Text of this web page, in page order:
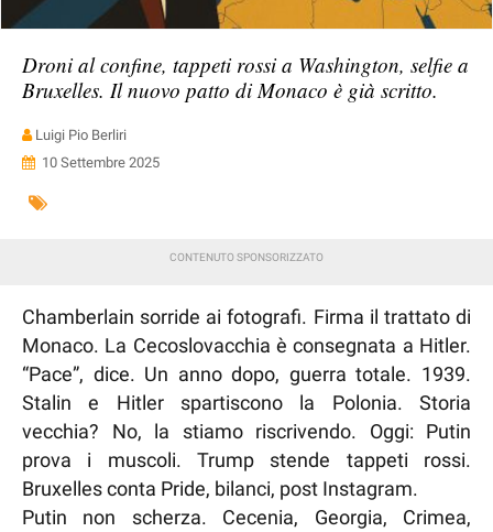
Droni al confine, tappeti rossi a Washington, selfie a
Bruxelles. Il nuovo patto di Monaco è già scritto.
Luigi Pio Berliri
10 Settembre 2025
Chamberlain sorride ai fotografi. Firma il trattato di
Monaco. La Cecoslovacchia è consegnata a Hitler.
“Pace”, dice. Un anno dopo, guerra totale. 1939.
Stalin e Hitler spartiscono la Polonia. Storia
vecchia? No, la stiamo riscrivendo. Oggi: Putin
prova i muscoli. Trump stende tappeti rossi.
Bruxelles conta Pride, bilanci, post Instagram.
Putin non scherza. Cecenia, Georgia, Crimea,